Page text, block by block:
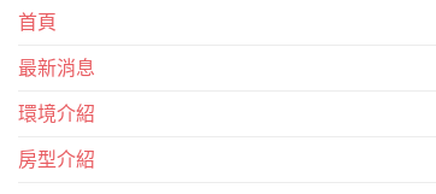
首頁
最新消息
環境介紹
房型介紹